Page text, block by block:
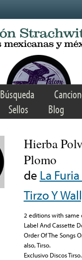
Búsqueda
Sellos Blog
Hierba
Plomo
de La
Tirzo Y
2 editions with same
Label And Cassette
Order Of The Songs
also, Tirso.
Exclusivo Discos Tirso.